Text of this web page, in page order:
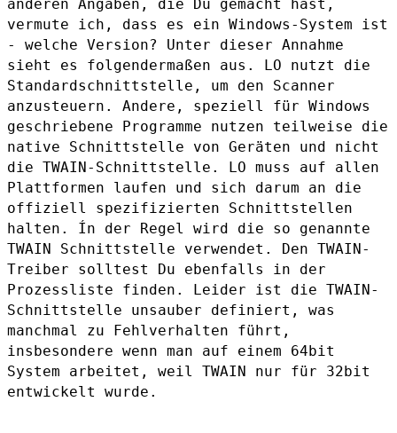
anderen Angaben, die Du gemacht hast,
vermute ich, dass es ein Windows-System ist
- welche Version? Unter dieser Annahme
sieht es folgendermaßen aus. LO nutzt die
Standardschnittstelle, um den Scanner
anzusteuern. Andere, speziell für Windows
geschriebene Programme nutzen teilweise die
native Schnittstelle von Geräten und nicht
die TWAIN-Schnittstelle. LO muss auf allen
Plattformen laufen und sich darum an die
offiziell spezifizierten Schnittstellen
halten. Ín der Regel wird die so genannte
TWAIN Schnittstelle verwendet. Den TWAIN-
Treiber solltest Du ebenfalls in der
Prozessliste finden. Leider ist die TWAIN-
Schnittstelle unsauber definiert, was
manchmal zu Fehlverhalten führt,
insbesondere wenn man auf einem 64bit
System arbeitet, weil TWAIN nur für 32bit
entwickelt wurde.